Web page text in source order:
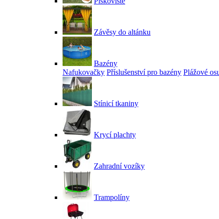
Závěsy do altánku
Bazény
Nafukovačky Příslušenství pro bazény Plážové
Stínicí tkaniny
Krycí plachty
Zahradní vozíky
Trampolíny